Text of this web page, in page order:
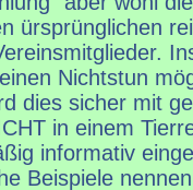
ürsprünglichen
Nichtstun
dies sicher mit
in einem
informativ
Beispiele